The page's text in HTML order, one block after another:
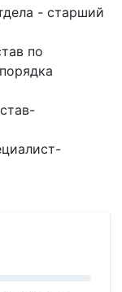
- старший
по